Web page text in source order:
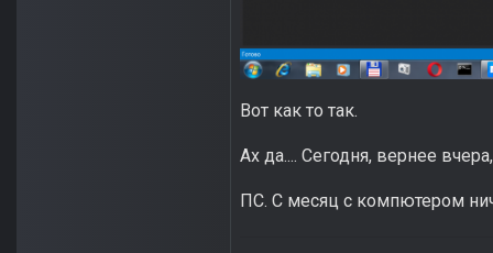
Вот как то так.
Ах да.... Сегодня, вернее
ПС. С месяц с компютером